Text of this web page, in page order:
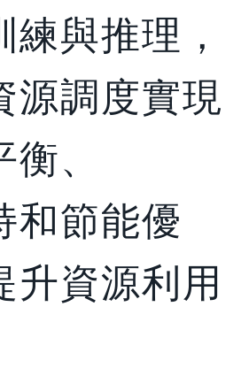
與推理，
源調度實現
、
和節能優
升資源利用